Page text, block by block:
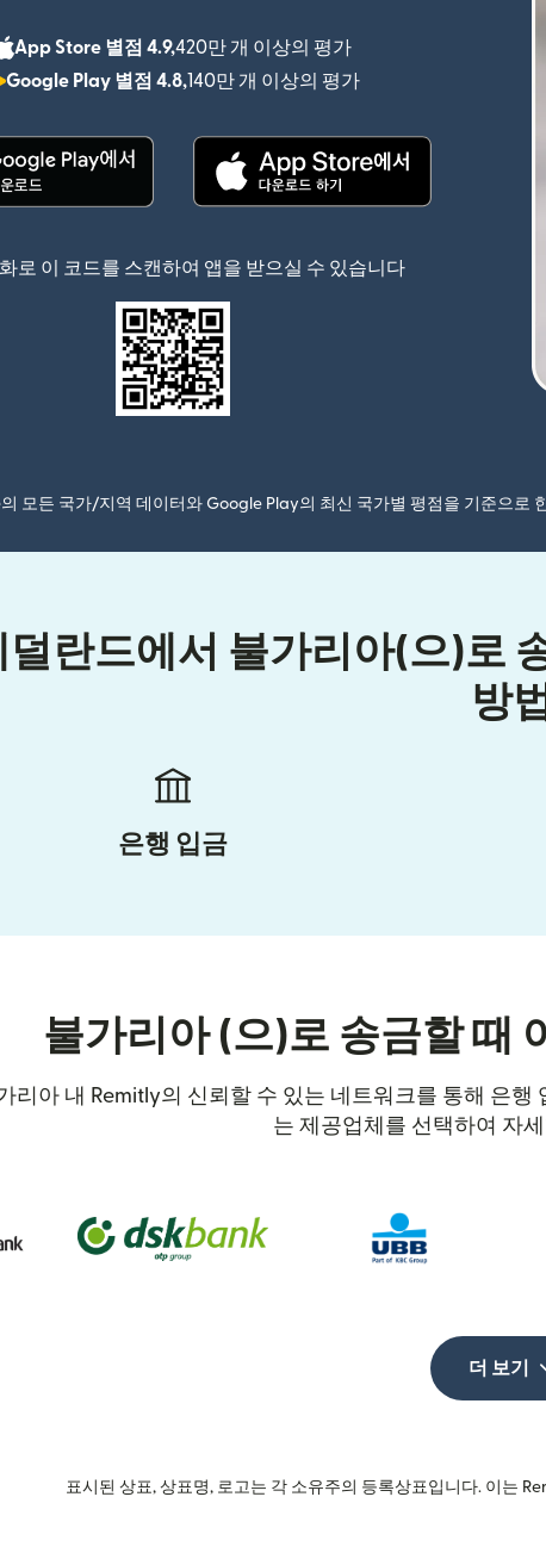
App Store 별점 4.9,420만 개 이상의 평가
Google Play 별점 4.8,140만 개 이상의 평가
로 이 코드를 스캔하여 앱을 받으실 수 있습니다
모든 국가/지역 데이터와 Google Play의 최신 국가별 평점을 기준으로
덜란드에서 불가리아(으)로
방
은행 입금
불가리아 (으)로 송금할 때
리아 내 Remitly의 신뢰할 수 있는 네트워크를 통해 은
는 제공업체를 선택하여 자
더 보기
표시된 상표, 상표명, 로고는 각 소유주의 등록상표입니다. 이는